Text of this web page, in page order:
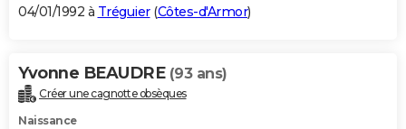
04/01/1992 à Tréguier(Côtes-d'Armor)
Yvonne BEAUDRE (93 ans)
Créer une cagnotte obsèques
Naissance